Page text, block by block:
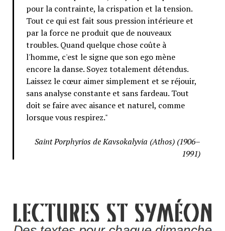
pour la contrainte, la crispation et la tension.
Tout ce qui est fait sous pression intérieure et
par la force ne produit que de nouveaux
troubles. Quand quelque chose coûte à
l'homme, c'est le signe que son ego mène
encore la danse. Soyez totalement détendus.
Laissez le cœur aimer simplement et se réjouir,
sans analyse constante et sans fardeau. Tout
doit se faire avec aisance et naturel, comme
lorsque vous respirez."
Saint Porphyrios de Kavsokalyvia (Athos) (1906–
1991)